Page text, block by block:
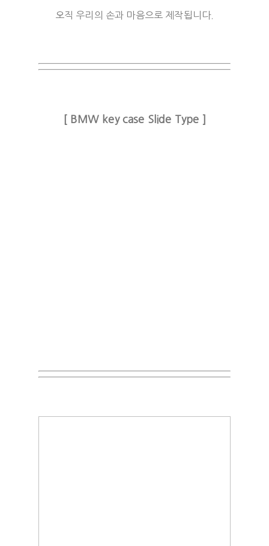
오직 우리의 손과 마음으로 제작됩니다.
[ BMW key case Slide Type ]